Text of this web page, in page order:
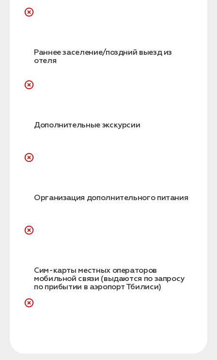
Раннее заселение/поздний выезд из
отеля
Дополнительные экскурсии
Организация дополнительного питания
Сим-карты местных операторов
мобильной связи (выдаются по запросу
по прибытии в аэропорт Тбилиси)